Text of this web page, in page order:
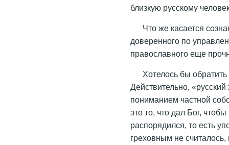
близкую русскому
Что же касается
доверенного по
православного еще
Хотелось бы
Действительно,
пониманием частной
это то, что дал Бог,
распорядился, то есть
греховным не